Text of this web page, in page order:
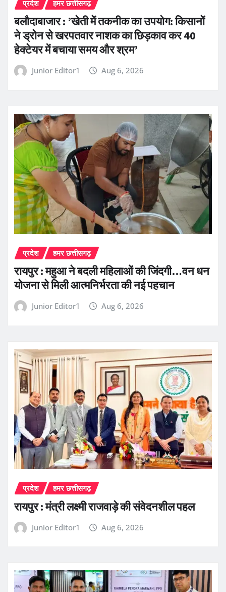
प्रदेश हमर छत्तीसगढ़
बलौदाबाजार : ’खेती में तकनीक का उपयोग: किसानों
ने ड्रोन से खरपतवार नाशक का छिड़काव कर 40
हेक्टेयर में बचाया समय और श्रम’
Junior Editor1 Aug 6, 2026
प्रदेश हमर छत्तीसगढ़
रायपुर : महुआ ने बदली महिलाओं की जिंदगी…वन धन
योजना से मिली आत्मनिर्भरता की नई पहचान
Junior Editor1 Aug 6, 2026
प्रदेश हमर छत्तीसगढ़
रायपुर : मंत्री लक्ष्मी राजवाड़े की संवेदनशील पहल
Junior Editor1 Aug 6, 2026